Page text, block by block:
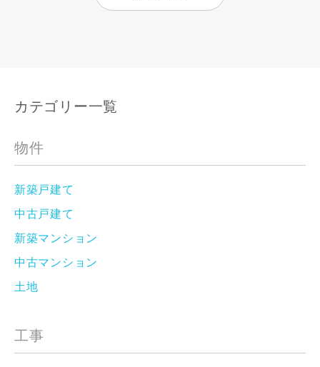
カテゴリー一覧
物件
新築戸建て
中古戸建て
新築マンション
中古マンション
土地
工事